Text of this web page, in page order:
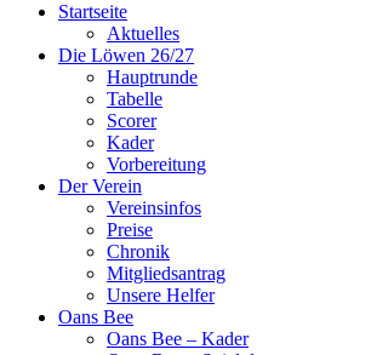
Startseite
Aktuelles
Die Löwen 26/27
Hauptrunde
Tabelle
Scorer
Kader
Vorbereitung
Der Verein
Vereinsinfos
Preise
Chronik
Mitgliedsantrag
Unsere Helfer
Oans Bee
Oans Bee – Kader